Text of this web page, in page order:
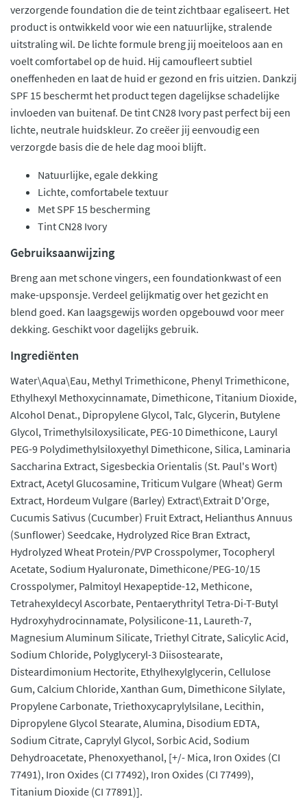
verzorgende foundation die de teint zichtbaar egaliseert. Het
product is ontwikkeld voor wie een natuurlijke, stralende
uitstraling wil. De lichte formule breng jij moeiteloos aan en
voelt comfortabel op de huid. Hij camoufleert subtiel
oneffenheden en laat de huid er gezond en fris uitzien. Dankzij
SPF 15 beschermt het product tegen dagelijkse schadelijke
invloeden van buitenaf. De tint CN28 Ivory past perfect bij een
lichte, neutrale huidskleur. Zo creëer jij eenvoudig een
verzorgde basis die de hele dag mooi blijft.
Natuurlijke, egale dekking
Lichte, comfortabele textuur
Met SPF 15 bescherming
Tint CN28 Ivory
Gebruiksaanwijzing
Breng aan met schone vingers, een foundationkwast of een
make-upsponsje. Verdeel gelijkmatig over het gezicht en
blend goed. Kan laagsgewijs worden opgebouwd voor meer
dekking. Geschikt voor dagelijks gebruik.
Ingrediënten
Water\Aqua\Eau, Methyl Trimethicone, Phenyl Trimethicone,
Ethylhexyl Methoxycinnamate, Dimethicone, Titanium Dioxide,
Alcohol Denat., Dipropylene Glycol, Talc, Glycerin, Butylene
Glycol, Trimethylsiloxysilicate, PEG-10 Dimethicone, Lauryl
PEG-9 Polydimethylsiloxyethyl Dimethicone, Silica, Laminaria
Saccharina Extract, Sigesbeckia Orientalis (St. Paul's Wort)
Extract, Acetyl Glucosamine, Triticum Vulgare (Wheat) Germ
Extract, Hordeum Vulgare (Barley) Extract\Extrait D'Orge,
Cucumis Sativus (Cucumber) Fruit Extract, Helianthus Annuus
(Sunflower) Seedcake, Hydrolyzed Rice Bran Extract,
Hydrolyzed Wheat Protein/PVP Crosspolymer, Tocopheryl
Acetate, Sodium Hyaluronate, Dimethicone/PEG-10/15
Crosspolymer, Palmitoyl Hexapeptide-12, Methicone,
Tetrahexyldecyl Ascorbate, Pentaerythrityl Tetra-Di-T-Butyl
Hydroxyhydrocinnamate, Polysilicone-11, Laureth-7,
Magnesium Aluminum Silicate, Triethyl Citrate, Salicylic Acid,
Sodium Chloride, Polyglyceryl-3 Diisostearate,
Disteardimonium Hectorite, Ethylhexylglycerin, Cellulose
Gum, Calcium Chloride, Xanthan Gum, Dimethicone Silylate,
Propylene Carbonate, Triethoxycaprylylsilane, Lecithin,
Dipropylene Glycol Stearate, Alumina, Disodium EDTA,
Sodium Citrate, Caprylyl Glycol, Sorbic Acid, Sodium
Dehydroacetate, Phenoxyethanol, [+/- Mica, Iron Oxides (CI
77491), Iron Oxides (CI 77492), Iron Oxides (CI 77499),
Titanium Dioxide (CI 77891)].